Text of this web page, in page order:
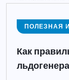
ПОЛЕЗНАЯ
Как